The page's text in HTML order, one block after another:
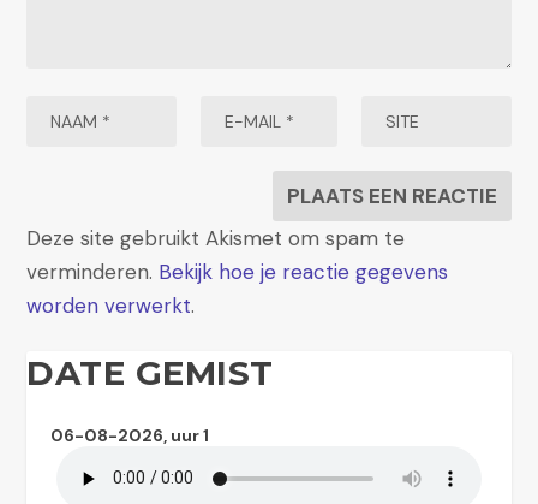
Deze site gebruikt Akismet om spam te
verminderen. Bekijk hoe je reactie gegevens
worden verwerkt.
DATE GEMIST
06-08-2026, uur 1